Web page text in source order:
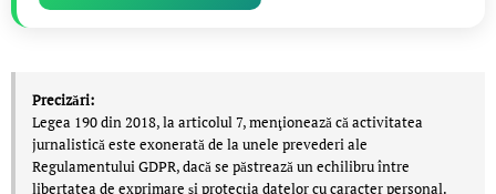
Precizări:
Legea 190 din 2018, la articolul 7, menţionează că activitatea
jurnalistică este exonerată de la unele prevederi ale
Regulamentului GDPR, dacă se păstrează un echilibru între
libertatea de exprimare şi protecţia datelor cu caracter personal.